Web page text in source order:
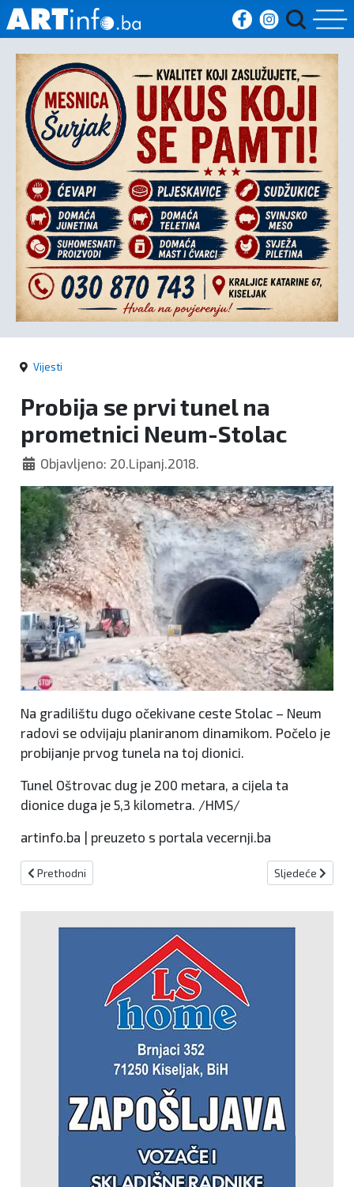
Početna
Vijesti
Sport
Kultura
Crna
kronika
Politika
Vijesti
Probija se prvi tunel na
prometnici Neum-Stolac
Objavljeno: 20.Lipanj.2018.
Na gradilištu dugo očekivane ceste Stolac – Neum
radovi se odvijaju planiranom dinamikom. Počelo je
probijanje prvog tunela na toj dionici.
Tunel Oštrovac dug je 200 metara, a cijela ta
dionice duga je 5,3 kilometra. /HMS/
artinfo.ba | preuzeto s portala vecernji.ba
Prethodni članak: Sarajevo: Svečani prijem u povodu Dana
Prethodni Sljedeći
Sljedeće